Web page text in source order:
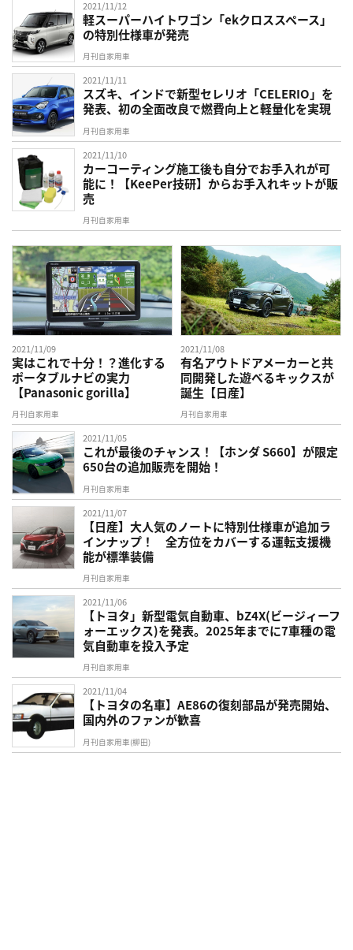
2021/11/12
軽スーパーハイトワゴン「ekクロススペース」
の特別仕様車が発売
月刊自家用車
2021/11/11
スズキ、インドで新型セレリオ「CELERIO」を
発表、初の全面改良で燃費向上と軽量化を実現
月刊自家用車
2021/11/10
カーコーティング施工後も自分でお手入れが可
能に！【KeePer技研】からお手入れキットが販
売
月刊自家用車
2021/11/09
実はこれで十分！？進化する
ポータブルナビの実力
【Panasonic gorilla】
月刊自家用車
2021/11/08
有名アウトドアメーカーと共
同開発した遊べるキックスが
誕生【日産】
月刊自家用車
2021/11/05
これが最後のチャンス！【ホンダ S660】が限定
650台の追加販売を開始！
月刊自家用車
2021/11/07
【日産】大人気のノートに特別仕様車が追加ラ
インナップ！ 全方位をカバーする運転支援機
能が標準装備
月刊自家用車
2021/11/06
【トヨタ」新型電気自動車、bZ4X(ビージィーフ
ォーエックス)を発表。2025年までに7車種の電
気自動車を投入予定
月刊自家用車
2021/11/04
【トヨタの名車】AE86の復刻部品が発売開始、
国内外のファンが歓喜
月刊自家用車(柳田)